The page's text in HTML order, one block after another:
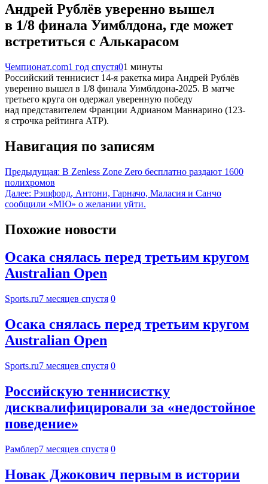
Андрей Рублёв уверенно вышел
в 1/8 финала Уимблдона, где может
встретиться с Алькарасом
Чемпионат.com1 год спустя01 минуты
Российский теннисист 14-я ракетка мира Андрей Рублёв
уверенно вышел в 1/8 финала Уимблдона-2025. В матче
третьего круга он одержал уверенную победу
над представителем Франции Адрианом Маннарино (123-
я строчка рейтинга АТР).
Навигация по записям
Предыдущая: В Zenless Zone Zero бесплатно раздают 1600
полихромов
Далее: Рэшфорд, Антони, Гарначо, Маласия и Санчо
сообщили «МЮ» о желании уйти.
Похожие новости
Осака снялась перед третьим кругом
Australian Open
Sports.ru7 месяцев спустя 0
Осака снялась перед третьим кругом
Australian Open
Sports.ru7 месяцев спустя 0
Российскую теннисистку
дисквалифицировали за «недостойное
поведение»
Рамблер7 месяцев спустя 0
Новак Джокович первым в истории